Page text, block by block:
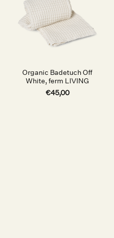
Organic Badetuch Off
White, ferm LIVING
€45,00